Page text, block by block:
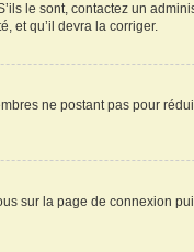
le sont, contactez un
et qu’il devra la corriger.
ne postant pas pour
sur la page de connexion